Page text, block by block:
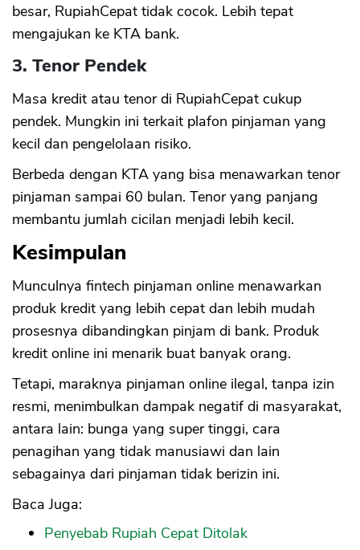
besar, RupiahCepat tidak cocok. Lebih tepat
mengajukan ke KTA bank.
3. Tenor Pendek
Masa kredit atau tenor di RupiahCepat cukup
pendek. Mungkin ini terkait plafon pinjaman yang
kecil dan pengelolaan risiko.
Berbeda dengan KTA yang bisa menawarkan tenor
pinjaman sampai 60 bulan. Tenor yang panjang
membantu jumlah cicilan menjadi lebih kecil.
Kesimpulan
Munculnya fintech pinjaman online menawarkan
produk kredit yang lebih cepat dan lebih mudah
prosesnya dibandingkan pinjam di bank. Produk
kredit online ini menarik buat banyak orang.
Tetapi, maraknya pinjaman online ilegal, tanpa izin
resmi, menimbulkan dampak negatif di masyarakat,
antara lain: bunga yang super tinggi, cara
penagihan yang tidak manusiawi dan lain
sebagainya dari pinjaman tidak berizin ini.
Baca Juga:
Penyebab Rupiah Cepat Ditolak